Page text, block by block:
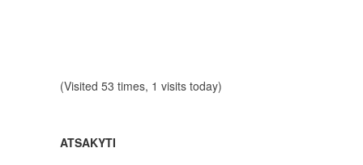
(Visited 53 times, 1 visits today)
ATSAKYTI